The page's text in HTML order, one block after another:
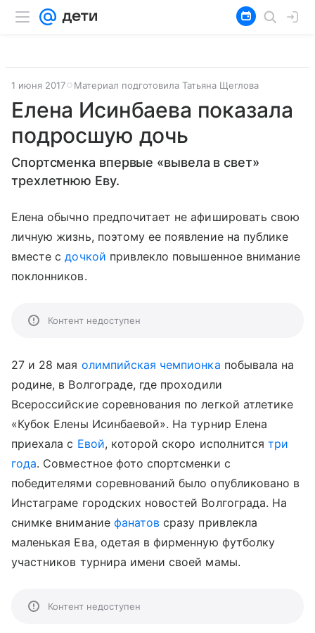
1 июня 2017 Материал подготовила Татьяна Щеглова
Елена Исинбаева показала
подросшую дочь
Спортсменка впервые «вывела в свет»
трехлетнюю Еву.
Елена обычно предпочитает не афишировать свою
личную жизнь, поэтому ее появление на публике
вместе сдочкой привлекло повышенное внимание
поклонников.
Контент недоступен
27 и 28 мая олимпийская чемпионка побывала на
родине, в Волгограде, где проходили
Всероссийские соревнования по легкой атлетике
«Кубок Елены Исинбаевой». На турнир Елена
приехала с Евой, которой скоро исполнитсятри
года. Совместное фото спортсменки с
победителями соревнований было опубликовано в
Инстаграме городских новостей Волгограда. На
снимке внимание фанатов сразу привлекла
маленькая Ева, одетая в фирменную футболку
участников турнира имени своей мамы.
Контент недоступен